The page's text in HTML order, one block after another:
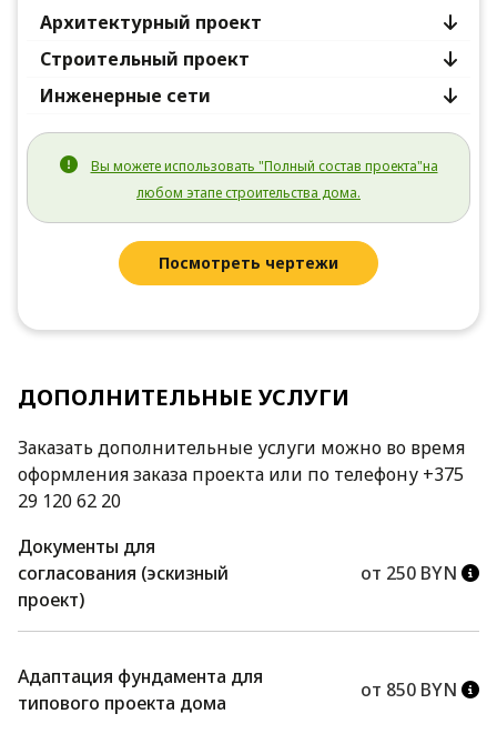
Архитектурный проект
Строительный проект
Инженерные сети
Вы можете использовать "Полный состав проекта"на
любом этапе строительства дома.
Посмотреть чертежи
ДОПОЛНИТЕЛЬНЫЕ УСЛУГИ
Заказать дополнительные услуги можно во время
оформления заказа проекта или по телефону +375
29 120 62 20
Документы для
согласования (эскизный
проект)
от 250 BYN
Адаптация фундамента для
типового проекта дома
от 850 BYN